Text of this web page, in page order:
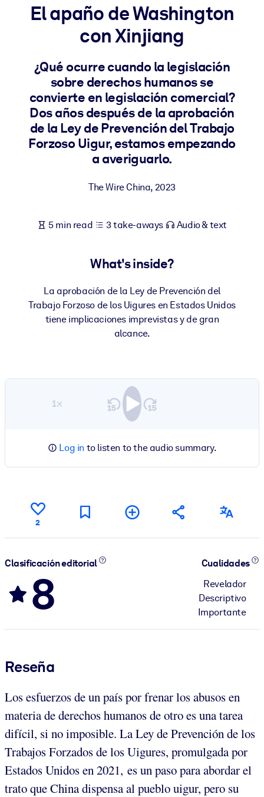
Bring bite-sized, verified knowledge into your LMS/LXP for
learning results.
For Corporate Libraries
Enrich your corporate library with trusted, ready-to-use business
knowledge.
For AI Systems
Fuel your AI systems with reliable, structured knowledge to
El apaño de Washington
con Xinjiang
¿Qué ocurre cuando la legislación
sobre derechos humanos se
convierte en legislación comercial?
Dos años después de la aprobación
de la Ley de Prevención del Trabajo
Forzoso Uigur, estamos empezando
a averiguarlo.
The Wire China, 2023
5 min read 3 take-aways Audio & text
What's inside?
La aprobación de la Ley de Prevención del
Trabajo Forzoso de los Uigures en Estados Unidos
tiene implicaciones imprevistas y de gran
alcance.
1×
Log in to listen to the audio summary.
2
Clasificación editorial
8
Cualidades
Revelador
Descriptivo
Importante
Reseña
Los esfuerzos de un país por frenar los abusos en
materia de derechos humanos de otro es una tarea
difícil, si no imposible. La Ley de Prevención de los
Trabajos Forzados de los Uigures, promulgada por
Estados Unidos en 2021, es un paso para abordar el
trato que China dispensa al pueblo uigur, pero su